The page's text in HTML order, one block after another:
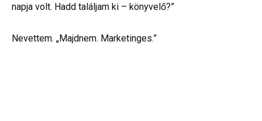
napja volt. Hadd találjam ki – könyvelő?”
Nevettem. „Majdnem. Marketinges.”